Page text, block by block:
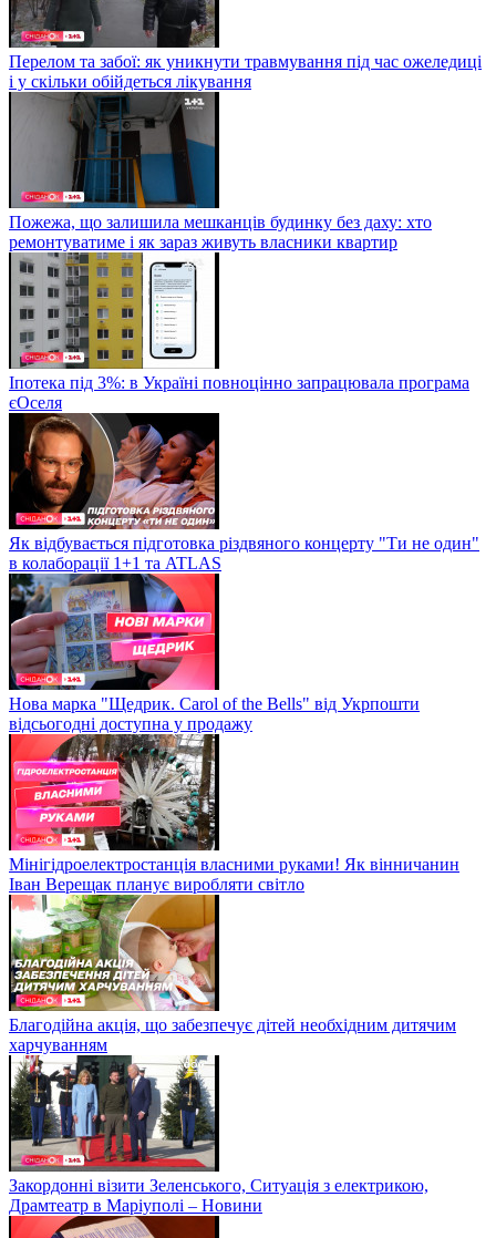
Перелом та забої: як уникнути травмування під час ожеледиці
і у скільки обійдеться лікування
Пожежа, що залишила мешканців будинку без даху: хто
ремонтуватиме і як зараз живуть власники квартир
Іпотека під 3%: в Україні повноцінно запрацювала програма
єОселя
Як відбувається підготовка різдвяного концерту "Ти не один"
в колаборації 1+1 та ATLAS
Нова марка "Щедрик. Carol of the Bells" від Укрпошти
відсьогодні доступна у продажу
Мінігідроелектростанція власними руками! Як вінничанин
Іван Верещак планує виробляти світло
Благодійна акція, що забезпечує дітей необхідним дитячим
харчуванням
Закордонні візити Зеленського, Ситуація з електрикою,
Драмтеатр в Маріуполі – Новини